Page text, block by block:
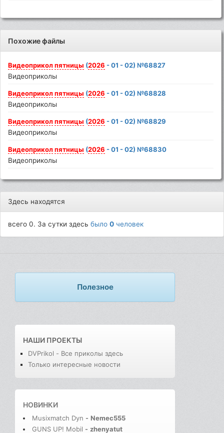
Похожие файлы
Видеоприкол пятницы (2026 - 01 - 02) №68827
Видеоприколы
Видеоприкол пятницы (2026 - 01 - 02) №68828
Видеоприколы
Видеоприкол пятницы (2026 - 01 - 02) №68829
Видеоприколы
Видеоприкол пятницы (2026 - 01 - 02) №68830
Видеоприколы
Здесь находятся
всего 0. За сутки здесьбыло0 человек
Полезное
НАШИ ПРОЕКТЫ
DVPrikol - Все приколы здесь
Только интересные новости
НОВИНКИ
Musixmatch Dyn - Nemec555
GUNS UP! Mobil - zhenyatut